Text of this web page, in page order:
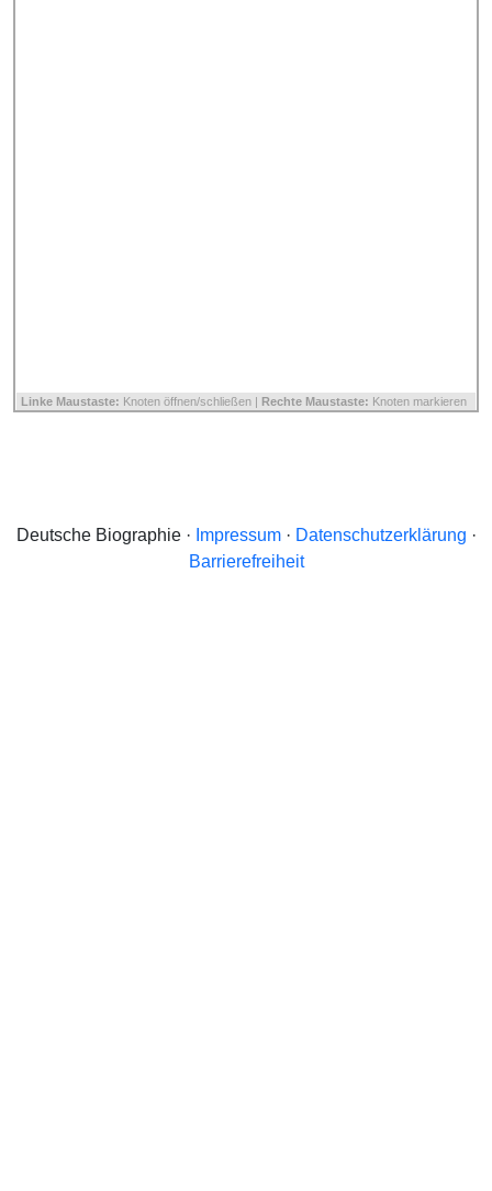
Linke Maustaste: Knoten öffnen/schließen | Rechte Maustaste: Knoten markieren
Deutsche Biographie · Impressum· Datenschutzerklärung ·
Barrierefreiheit